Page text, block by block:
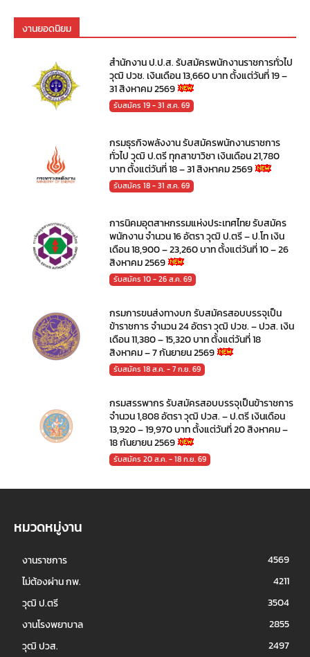
งานยอดนิยม
สำนักงาน ป.ป.ส. รับสมัครพนักงานราชการทั่วไป
วุฒิ ปวช. เงินเดือน 13,660 บาท ตั้งแต่วันที่ 19 –
31 สิงหาคม 2569
รับสมัคร 19 - 31 ส.ค. 69
กรมธุรกิจพลังงาน รับสมัครพนักงานราชการ
ทั่วไป วุฒิ ป.ตรี ทุกสาขาวิชา เงินเดือน 21,780
บาท ตั้งแต่วันที่ 18 – 31 สิงหาคม 2569
รับสมัคร 18 - 31 ส.ค. 69
การนิคมอุตสาหกรรมแห่งประเทศไทย รับสมัคร
พนักงาน จำนวน 16 อัตรา วุฒิ ป.ตรี – ป.โท เงิน
เดือน 18,900 – 23,260 บาท ตั้งแต่วันที่ 10 – 26
สิงหาคม 2569
รับสมัคร 10 - 26 ส.ค. 69
กรมการขนส่งทางบก รับสมัครสอบบรรจุเป็น
ข้าราชการ จำนวน 24 อัตรา วุฒิ ปวช. – ปวส. เงิน
เดือน 11,380 – 15,320 บาท ตั้งแต่วันที่ 18
สิงหาคม – 7 กันยายน 2569
รับสมัคร 18 ส.ค. - 7 ก.ย. 69
กรมสรรพากร รับสมัครสอบบรรจุเป็นข้าราชการ
จำนวน 1,808 อัตรา วุฒิ ปวส. – ป.ตรี เงินเดือน
13,920 – 19,970 บาท ตั้งแต่วันที่ 20 สิงหาคม –
18 กันยายน 2569
รับสมัคร 20 ส.ค. - 18 ก.ย. 69
หมวดหมู่งาน
งานราชการ
4569
ไม่ต้องผ่าน กพ.
4211
วุฒิ ป.ตรี
3504
งานโรงพยาบาล
2855
วุฒิ ปวส.
2497